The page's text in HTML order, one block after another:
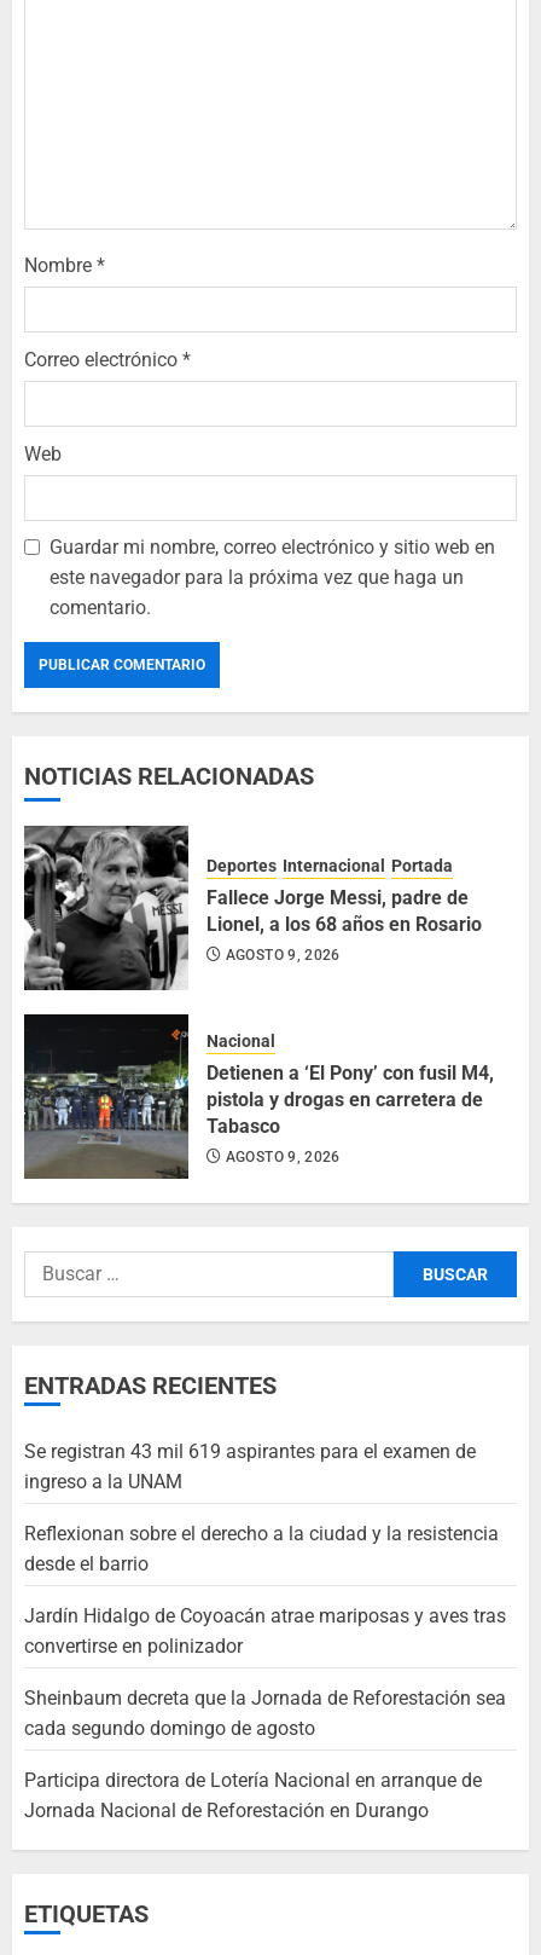
Nombre *
Correo electrónico *
Web
Guardar mi nombre, correo electrónico y sitio web en
este navegador para la próxima vez que haga un
comentario.
NOTICIAS RELACIONADAS
Deportes Internacional Portada
Fallece Jorge Messi, padre de
Lionel, a los 68 años en Rosario
AGOSTO 9, 2026
Nacional
Detienen a ‘El Pony’ con fusil M4,
pistola y drogas en carretera de
Tabasco
AGOSTO 9, 2026
ENTRADAS RECIENTES
Se registran 43 mil 619 aspirantes para el examen de
ingreso a la UNAM
Reflexionan sobre el derecho a la ciudad y la resistencia
desde el barrio
Jardín Hidalgo de Coyoacán atrae mariposas y aves tras
convertirse en polinizador
Sheinbaum decreta que la Jornada de Reforestación sea
cada segundo domingo de agosto
Participa directora de Lotería Nacional en arranque de
Jornada Nacional de Reforestación en Durango
ETIQUETAS